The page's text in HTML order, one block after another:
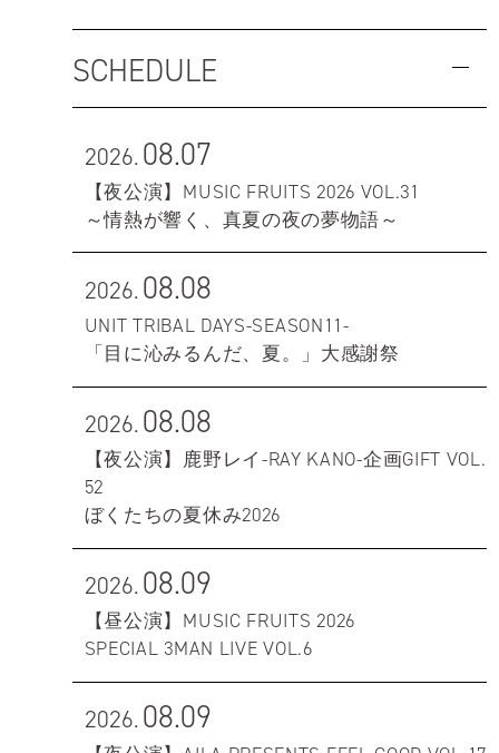
SCHEDULE
2026.08.07
【夜公演】MUSIC FRUITS 2026 VOL.31
～情熱が響く、真夏の夜の夢物語～
2026.08.08
UNIT TRIBAL DAYS-SEASON11-
「目に沁みるんだ、夏。」大感謝祭
2026.08.08
【夜公演】鹿野レイ-RAY KANO-企画GIFT VOL.
52
ぼくたちの夏休み2026
2026.08.09
【昼公演】MUSIC FRUITS 2026
SPECIAL 3MAN LIVE VOL.6
2026.08.09